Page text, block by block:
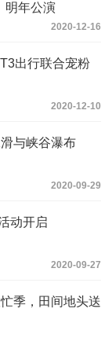
明年公演
2020-12-16
出行联合宠粉
2020-12-10
与峡谷瀑布
2020-09-29
动开启
2020-09-27
季，田间地头送